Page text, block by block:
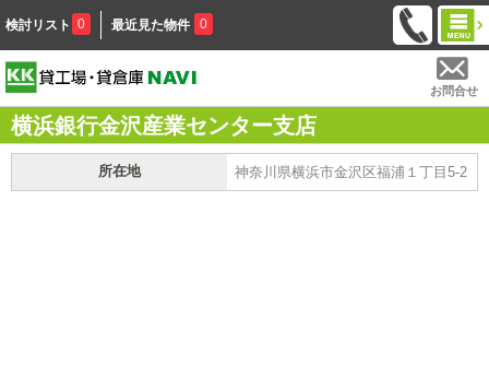
検討リスト 0 最近見た物件 0
お問合せ
横浜銀行金沢産業センター支店
所在地 神奈川県横浜市金沢区福浦１丁目5-2